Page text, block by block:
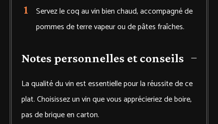
Servez le coq au vin bien chaud, accompagné de
pommes de terre vapeur ou de pâtes fraîches.
Notes personnelles et conseils
La qualité du vin est essentielle pour la réussite de ce
plat. Choisissez un vin que vous apprécieriez de boire,
pas de brique en carton.